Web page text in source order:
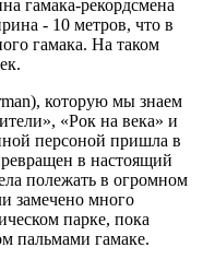
гамака-рекордсмена
- 10 метров, что в
гамака. На таком
которую мы знаем
«Рок на века» и
персоной пришла в
в настоящий
полежать в огромном
замечено много
парке, пока
пальмами гамаке.